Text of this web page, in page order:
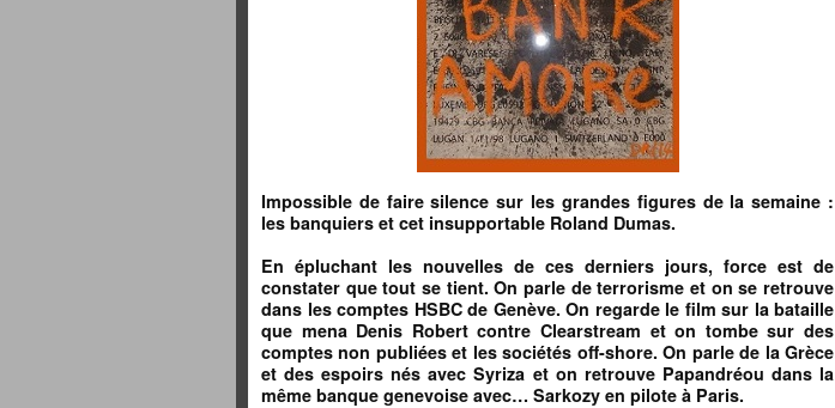
Impossible de faire silence sur les grandes figures de la semaine :
les banquiers et cet insupportable Roland Dumas.
En épluchant les nouvelles de ces derniers jours, force est de
constater que tout se tient. On parle de terrorisme et on se retrouve
dans les comptes HSBC de Genève. On regarde le film sur la bataille
que mena Denis Robert contre Clearstream et on tombe sur des
comptes non publiées et les sociétés off-shore. On parle de la Grèce
et des espoirs nés avec Syriza et on retrouve Papandréou dans la
même banque genevoise avec… Sarkozy en pilote à Paris.